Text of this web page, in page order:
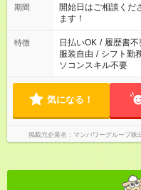
週40時間超の就業
間以上勤務は社会保
（日雇い派遣の原則
案内が難しい場合が
期間
開始日はご相談く
ます！
特徴 日払いOK / 履歴書不
服装自由 / シフト勤
ソコンスキル不要
気になる！
掲載元企業名 マンパワーグループ